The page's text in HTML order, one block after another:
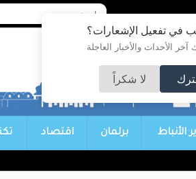
في تفعيل الإشعارات؟
آخر الأحداث والأخبار العاجلة
لا شكراً
الأنباط برلمان اقتصاد